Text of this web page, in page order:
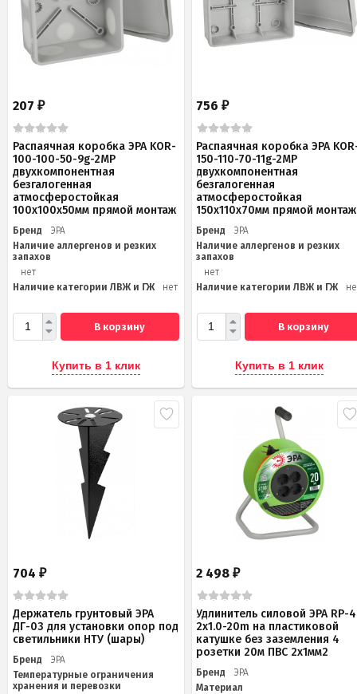
207 ₽
Распаячная коробка ЭРА KOR-
100-100-50-9g-2MP
двухкомпонентная
безгалогенная
атмосферостойкая
100х100х50мм прямой монтаж
Бренд
ЭРА
Наличие аллергенов и резких
запахов
нет
Наличие категории ЛВЖ и ГЖ
нет
В корзину
Купить в 1 клик
756₽
Распаячная коробка ЭРА
150-110-70-11g-2MP
двухкомпонентная
безгалогенная
атмосферостойкая
150х110х70мм прямой монтаж
Бренд
ЭРА
Наличие аллергенов и резких
запахов
нет
Наличие категории ЛВЖ и ГЖ
В корзину
Купить в 1 клик
704 ₽
Держатель грунтовый ЭРА
ДГ-03 для установки опор под
светильники НТУ (шары)
Бренд
ЭРА
Температурные ограничения
хранения и перевозки
2 498₽
Удлинитель силовой ЭРА RP-
2x1.0-20m на пластиковой
катушке без заземления 4
розетки 20м ПВС 2х1мм2
Бренд
ЭРА
Материал